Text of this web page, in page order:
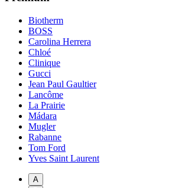
Biotherm
BOSS
Carolina Herrera
Chloé
Clinique
Gucci
Jean Paul Gaultier
Lancôme
La Prairie
Mádara
Mugler
Rabanne
Tom Ford
Yves Saint Laurent
A